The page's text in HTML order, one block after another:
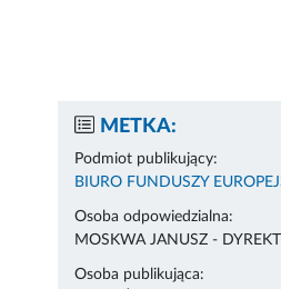
METKA:
Podmiot publikujący:
BIURO FUNDUSZY
Osoba odpowiedzialna:
MOSKWA JANUSZ -
Osoba publikująca: